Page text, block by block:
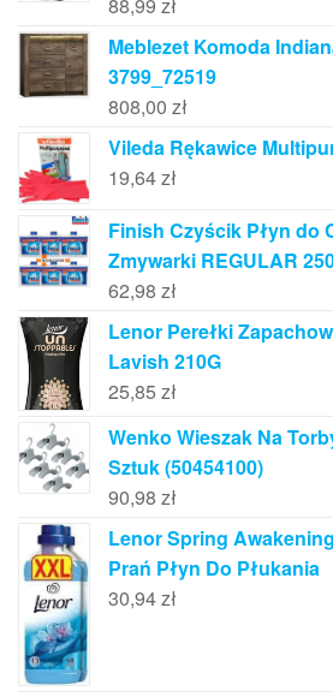
Meblezet Komoda
3799_72519
808,00 zł
Vileda Rękawice
19,64zł
Finish Czyścik Płyn do
Zmywarki REGULAR
62,98 zł
Lenor Perełki
Lavish 210G
25,85 zł
Wenko Wieszak Na
Sztuk (50454100)
90,98 zł
Lenor Spring
Prań Płyn Do Płukania
30,94zł